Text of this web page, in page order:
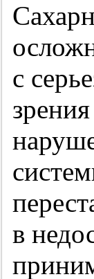
с
в